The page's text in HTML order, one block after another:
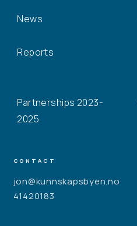
News
Reports
Partnerships 2023-
2025
CONTACT
jon@kunnskapsbyen.no
41420183